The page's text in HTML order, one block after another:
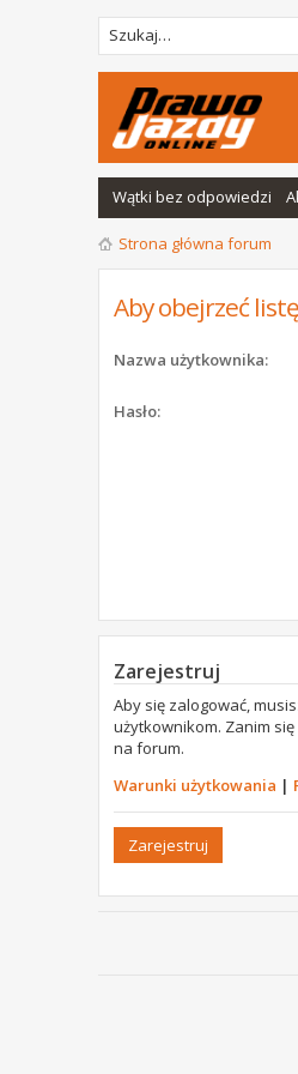
Wątki bez odpowiedzi
Strona główna forum
Aby obejrzeć
Nazwa użytkownika:
Hasło:
Zarejestruj
Aby się zalogować,
użytkownikom. Zanim
na forum.
Warunki użytkowania |
Zarejestruj